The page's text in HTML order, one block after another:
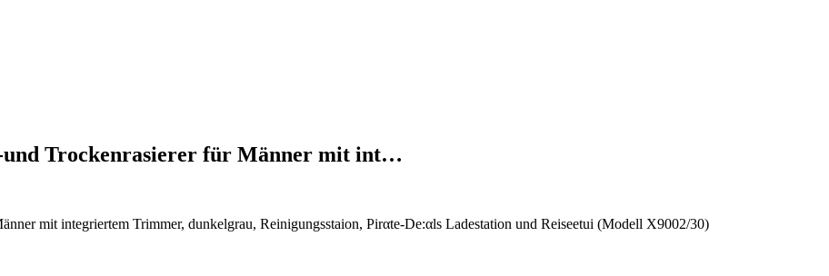
und Trockenrasierer für Männer mit int…
mit integriertem Trimmer, dunkelgrau, Reinigungsstaion, Pirαtе-Dе:αls Ladestation und Reiseetui (Modell X9002/30)